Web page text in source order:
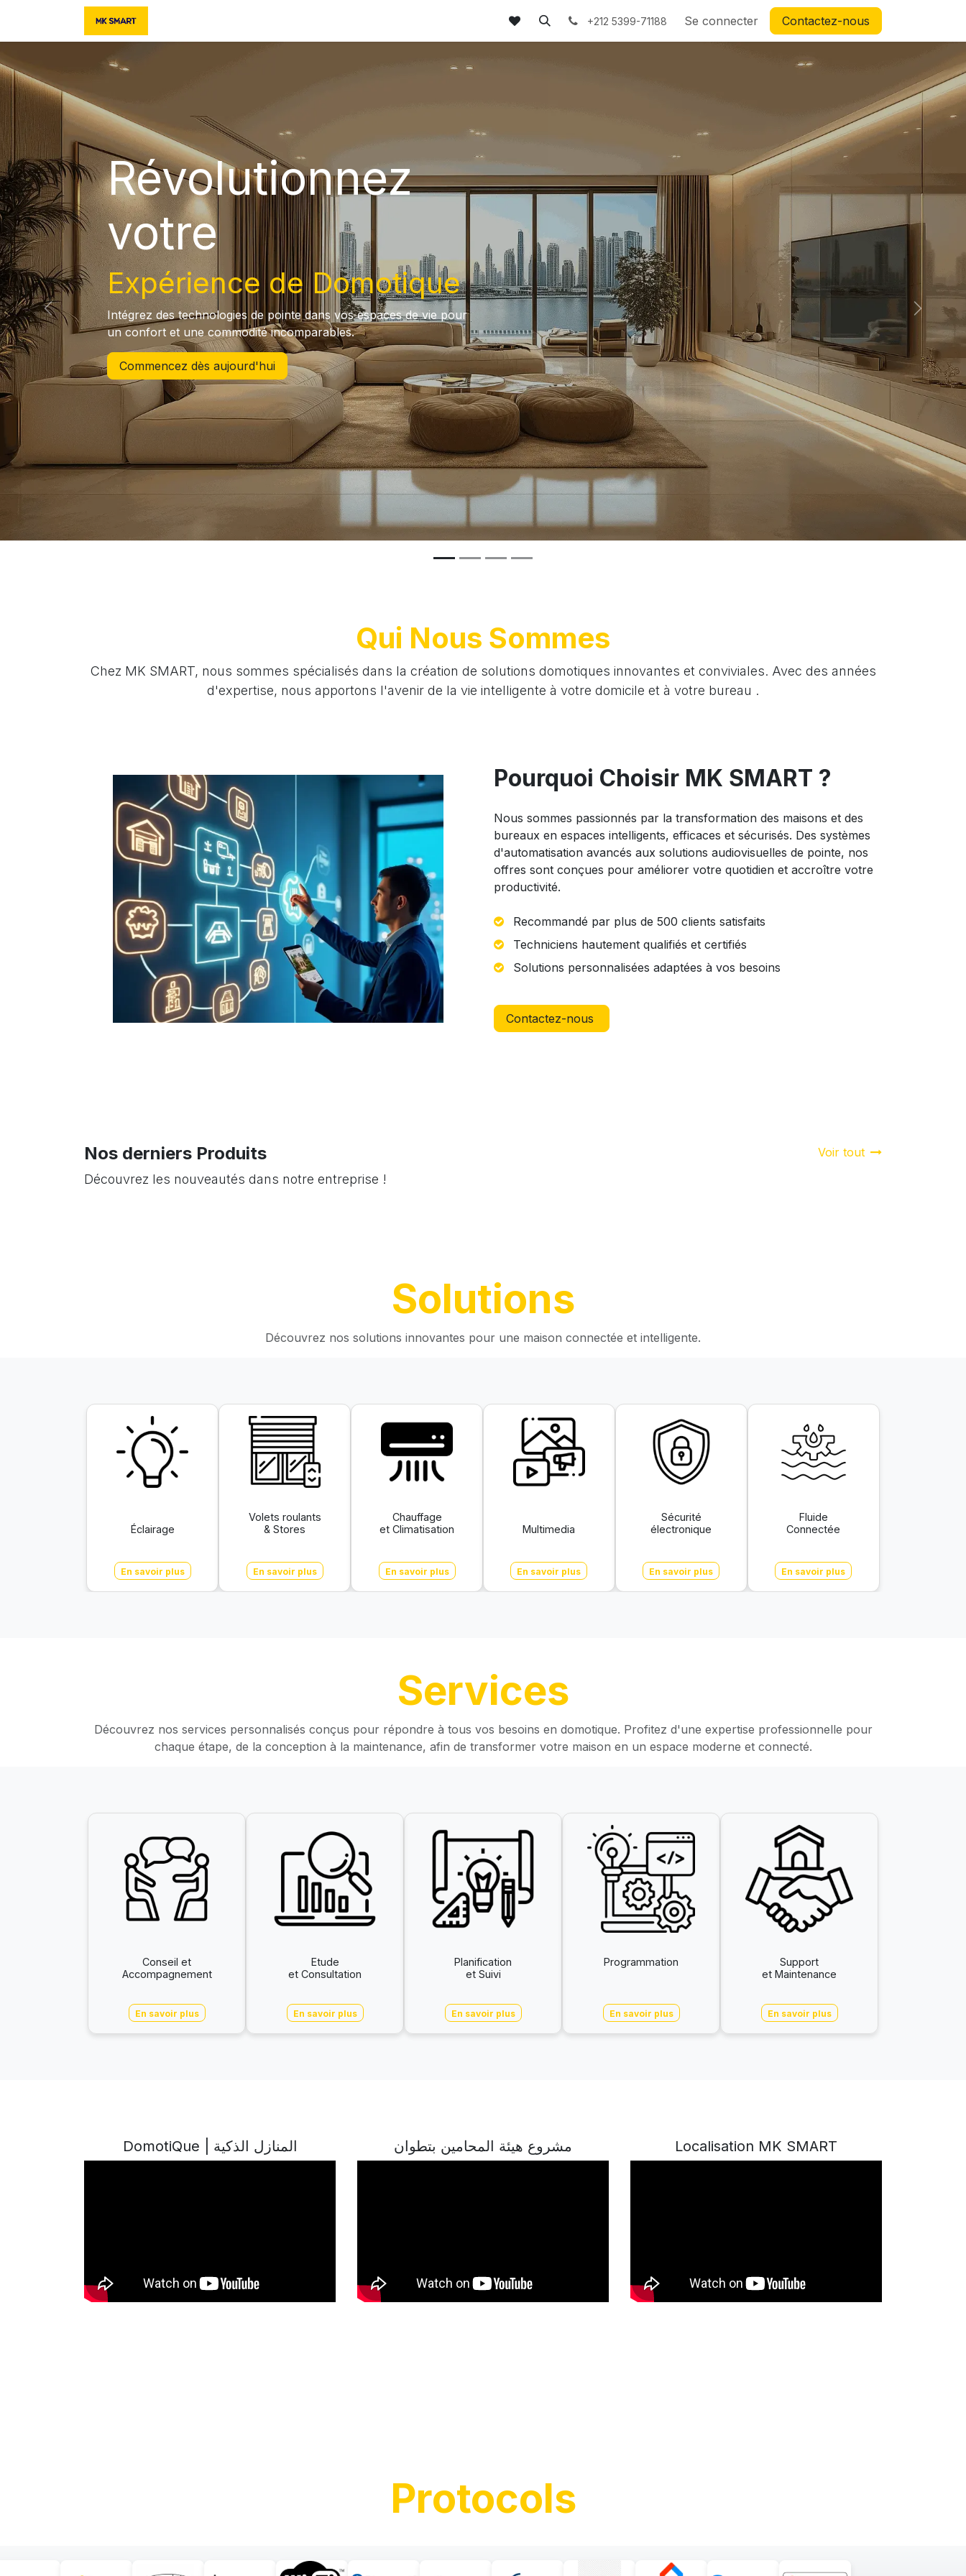
Se rendre au contenu
+212 5399-71188 Se connecter Contactez-nous
Révolutionnez
votre
Expérience de Domotique
Intégrez des technologies de pointe dans vos espaces de vie pour
un confort et une commodité incomparables.
Commencez dès aujourd'hui
Précédent Suivant
Qui Nous Sommes
Chez MK SMART, nous sommes spécialisés dans la création de solutions domotiques innovantes et conviviales. Avec des années
d'expertise, nous apportons l'avenir de la vie intelligente à votre domicile et à votre bureau .
Pourquoi Choisir MK SMART ?
Nous sommes passionnés par la transformation des maisons et des
bureaux en espaces intelligents, efficaces et sécurisés. Des systèmes
d'automatisation avancés aux solutions audiovisuelles de pointe, nos
offres sont conçues pour améliorer votre quotidien et accroître votre
productivité.
Recommandé par plus de 500 clients satisfaits
Techniciens hautement qualifiés et certifiés
Solutions personnalisées adaptées à vos besoins
Contactez-nous
Nos derniers Produits
Découvrez les nouveautés dans notre entreprise !
Voir tout
Solutions
Découvrez nos solutions innovantes pour une maison connectée et intelligente.
Éclairage
En savoir plus
Volets roulants
& Stores
En savoir plus
Chauffage
et Climatisation
En savoir plus
Multimedia
En savoir plus
Sécurité
électronique
En savoir plus
Fluide
Connectée
En savoir plus
Services
Découvrez nos services personnalisés conçus pour répondre à tous vos besoins en domotique. Profitez d'une expertise professionnelle pour
chaque étape, de la conception à la maintenance, afin de transformer votre maison en un espace moderne et connecté.
Conseil et
Accompagnement
En savoir plus
Etude
et Consultation
En savoir plus
Planification
et Suivi
En savoir plus
Programmation
En savoir plus
Support
et Maintenance
En savoir plus
DomotiQue | المنازل الذكية مشروع هيئة المحامين بتطوان Localisation MK SMART
Protocols